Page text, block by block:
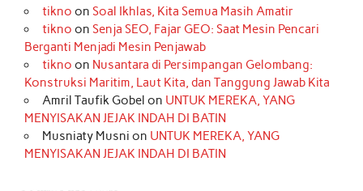
b
o
k
a
r
a
m
o
k
e
r
e
s
t
e
d
I
n
t
r
u
e
tikno on Soal Ikhlas, Kita Semua Masih Amatir
tikno on Senja SEO, Fajar GEO: Saat Mesin Pencari
Berganti Menjadi Mesin Penjawab
tikno on Nusantara di Persimpangan Gelombang:
Konstruksi Maritim, Laut Kita, dan Tanggung Jawab Kita
Amril Taufik Gobel on UNTUK MEREKA, YANG
MENYISAKAN JEJAK INDAH DI BATIN
Musniaty Musni on UNTUK MEREKA, YANG
MENYISAKAN JEJAK INDAH DI BATIN